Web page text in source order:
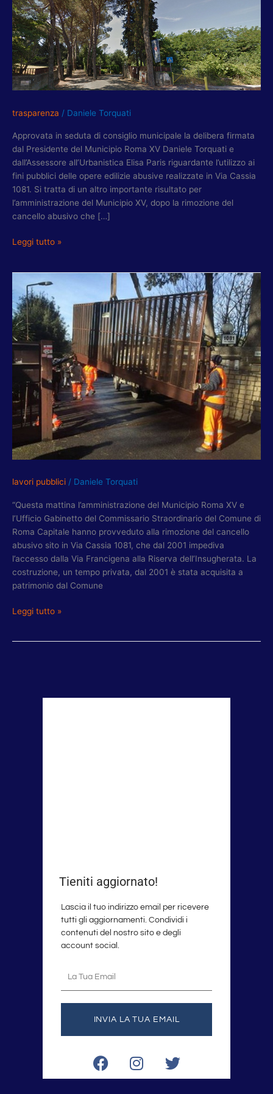
trasparenza / Daniele Torquati
Approvata in seduta di consiglio municipale la delibera firmata
dal Presidente del Municipio Roma XV Daniele Torquati e
dall’Assessore all’Urbanistica Elisa Paris riguardante l’utilizzo ai
fini pubblici delle opere edilizie abusive realizzate in Via Cassia
1081. Si tratta di un altro importante risultato per
l’amministrazione del Municipio XV, dopo la rimozione del
cancello abusivo che […]
OPERE
ABUSIVE
VIA
CASSIA
1081:
PER
LA
VOLTA
MUNICIPIO
DELIBERA
ACQUISIZIONE
STRUTTURE
ABUSIVE
A
FINI
Leggi tutto »
lavori pubblici / Daniele Torquati
“Questa mattina l’amministrazione del Municipio Roma XV e
l’Ufficio Gabinetto del Commissario Straordinario del Comune di
Roma Capitale hanno provveduto alla rimozione del cancello
abusivo sito in Via Cassia 1081, che dal 2001 impediva
l’accesso dalla Via Francigena alla Riserva dell’Insugherata. La
costruzione, un tempo privata, dal 2001 è stata acquisita a
patrimonio dal Comune
TORQUATI
–
PARIS:
RIMOSSO
CANCELLO
ABUSIVO
SU
VIA
FRANCIGENA,
DOPO
15
ANNI
ACCESSO
PUBBLICO
Leggi tutto »
Tieniti aggiornato!
Lascia il tuo indirizzo email per ricevere
tutti gli aggiornamenti. Condividi i
contenuti del nostro sito e degli
account social.
INVIA LA TUA EMAIL
F
a
I
n
T
w